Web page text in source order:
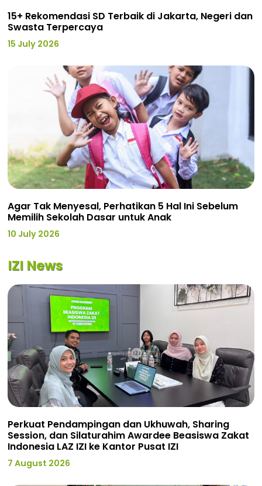
15+ Rekomendasi SD Terbaik di Jakarta, Negeri dan
Swasta Terpercaya
15 July 2026
Agar Tak Menyesal, Perhatikan 5 Hal Ini Sebelum
Memilih Sekolah Dasar untuk Anak
10 July 2026
IZI News
Perkuat Pendampingan dan Ukhuwah, Sharing
Session, dan Silaturahim Awardee Beasiswa Zakat
Indonesia LAZ IZI ke Kantor Pusat IZI
7 August 2026